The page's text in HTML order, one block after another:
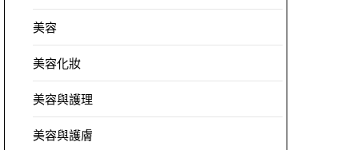
美容
美容化妝
美容與護理
美容與護膚